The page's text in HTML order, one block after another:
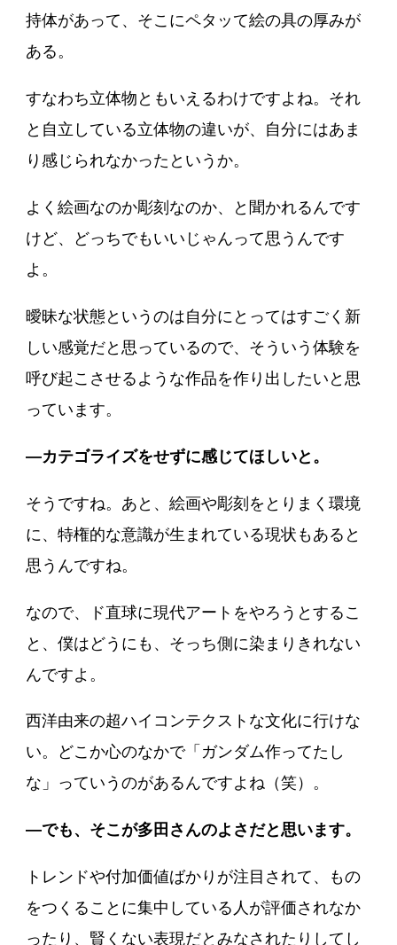
持体があって、そこにペタッて絵の具の厚みが
ある。
すなわち立体物ともいえるわけですよね。それ
と自立している立体物の違いが、自分にはあま
り感じられなかったというか。
よく絵画なのか彫刻なのか、と聞かれるんです
けど、どっちでもいいじゃんって思うんです
よ。
曖昧な状態というのは自分にとってはすごく新
しい感覚だと思っているので、そういう体験を
呼び起こさせるような作品を作り出したいと思
っています。
―カテゴライズをせずに感じてほしいと。
そうですね。あと、絵画や彫刻をとりまく環境
に、特権的な意識が生まれている現状もあると
思うんですね。
なので、ド直球に現代アートをやろうとするこ
と、僕はどうにも、そっち側に染まりきれない
んですよ。
西洋由来の超ハイコンテクストな文化に行けな
い。どこか心のなかで「ガンダム作ってたし
な」っていうのがあるんですよね（笑）。
―でも、そこが多田さんのよさだと思います。
トレンドや付加価値ばかりが注目されて、もの
をつくることに集中している人が評価されなか
ったり、賢くない表現だとみなされたりしてし